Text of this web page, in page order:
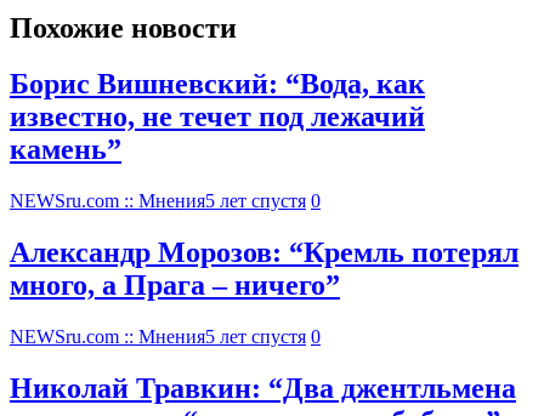
Похожие новости
Борис Вишневский: “Вода, как
известно, не течет под лежачий
камень”
NEWSru.com :: Мнения5 лет спустя 0
Александр Морозов: “Кремль потерял
много, а Прага – ничего”
NEWSru.com :: Мнения5 лет спустя 0
Николай Травкин: “Два джентльмена